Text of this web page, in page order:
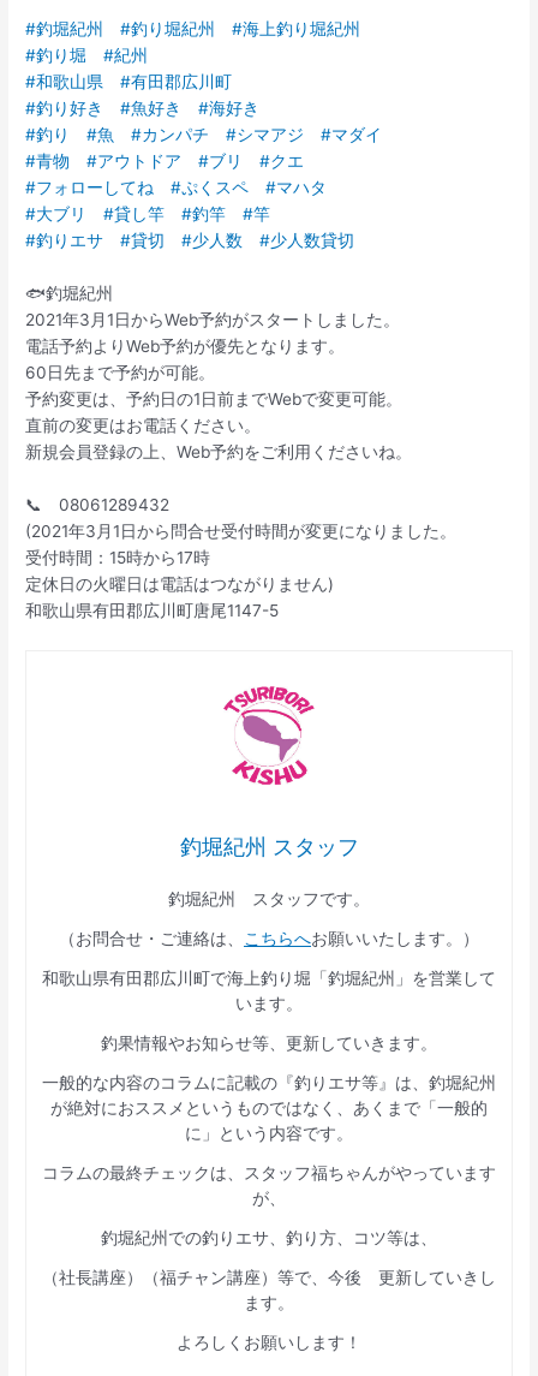
#釣堀紀州 #釣り堀紀州
#海上釣り堀紀州
#釣り堀
#紀州
#和歌山県
#有田郡広川町
#釣り好き
#魚好き
#海好き
#釣り
#魚 #カンパチ #シマアジ
#マダイ
#青物
#アウトドア #ブリ
#クエ
#フォローしてね
#ぷくスペ
#マハタ
#大ブリ
#貸し竿 #釣竿
#竿
#釣りエサ
#貸切 #少人数 #少人数貸切
🐟釣堀紀州
2021年3月1日からWeb予約がスタートしました。
電話予約よりWeb予約が優先となります。
60日先まで予約が可能。
予約変更は、予約日の1日前までWebで変更可能。
直前の変更はお電話ください。
新規会員登録の上、Web予約をご利用くださいね。
📞 08061289432
(2021年3月1日から問合せ受付時間が変更になりました。
受付時間：15時から17時
定休日の火曜日は電話はつながりません)
和歌山県有田郡広川町唐尾1147-5
釣堀紀州 スタッフ
釣堀紀州 スタッフです。
（お問合せ・ご連絡は、
こちらへお願いいたします。）
和歌山県有田郡広川町で海上釣り堀「釣堀紀州」を営業して
います。
釣果情報やお知らせ等、更新していきます。
一般的な内容のコラムに記載の『釣りエサ等』は、釣堀紀州
が絶対におススメというものではなく、あくまで「一般的
に」という内容です。
コラムの最終チェックは、スタッフ福ちゃんがやっています
が、
釣堀紀州での釣りエサ、釣り方、コツ等は、
（社長講座）（福チャン講座）等で、今後 更新していきし
ます。
よろしくお願いします！